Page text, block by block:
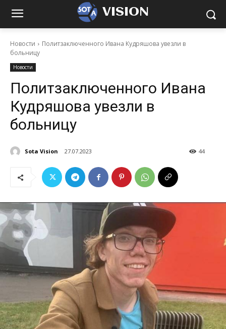
VISION
Новости
Политзаключенного Ивана Кудряшова увезли в
больницу
Новости
Политзаключенного Ивана
Кудряшова увезли в
больницу
Sota Vision 27.07.2023 44